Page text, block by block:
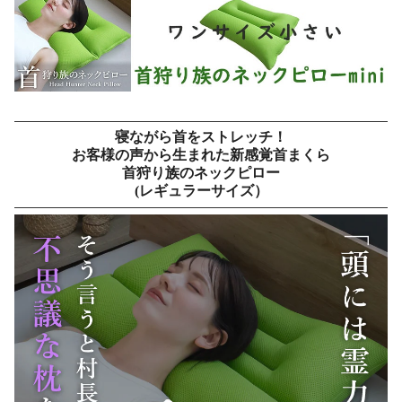
寝ながら首をストレッチ！
お客様の声から生まれた新感覚首まくら
首狩り族のネックピロー
(レギュラーサイズ）